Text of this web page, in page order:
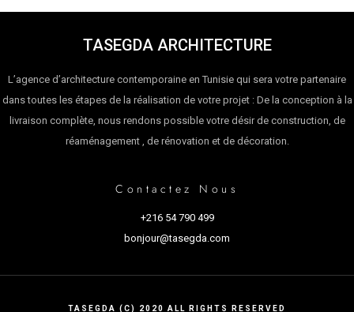
TASEGDA ARCHITECTURE
L’agence d’architecture contemporaine en Tunisie qui sera votre partenaire
dans toutes les étapes de la réalisation de votre projet : De la conception à la
livraison complète, nous rendons possible votre désir de construction, de
réaménagement , de rénovation et de décoration.
Contactez Nous
+216 54 790 499
bonjour@tasegda.com
TASEGDA (C) 2020 ALL RIGHTS RESERVED